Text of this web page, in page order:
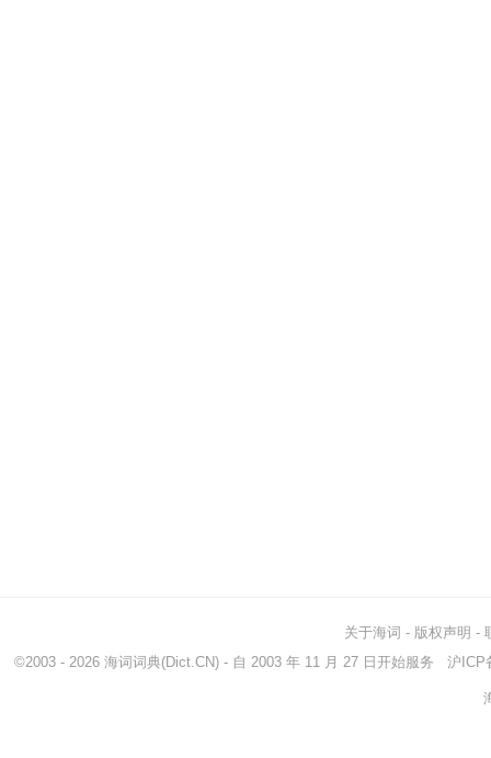
关于海词 - 版权声明 -
©2003 - 2026 海词词典(Dict.CN) - 自 2003 年 11 月 27 日开始服务 沪ICP